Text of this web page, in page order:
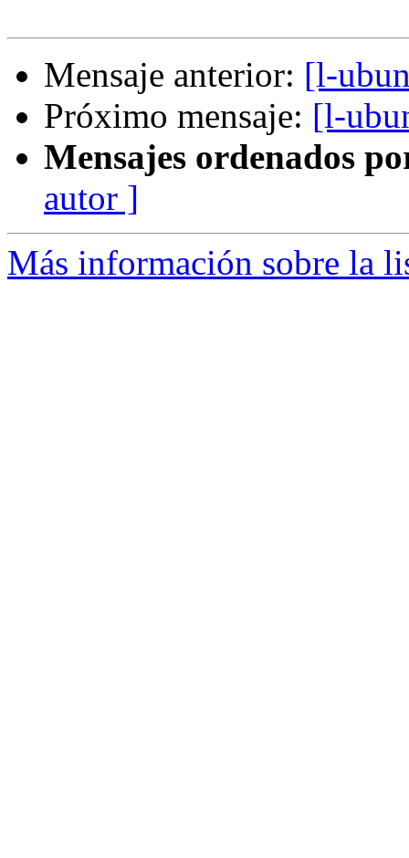
Mensaje anterior: [l-
Próximo mensaje: [l-
Mensajes ordenados
autor ]
Más información sobre la